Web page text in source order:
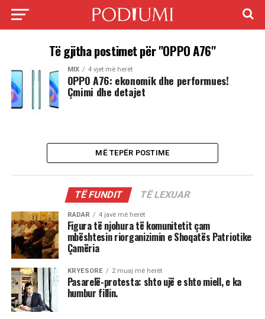
Të gjitha postimet për "OPPO A76"
MIX 4 vjet më herët
OPPO A76: ekonomik dhe performues!
Çmimi dhe detajet
MË TEPËR POSTIME
TË FUNDIT TË LEXUAR
RADAR 4 javë më herët
Figura të njohura të komunitetit çam
mbështesin riorganizimin e Shoqatës Patriotike
Çamëria
KRYESORE 2 muaj më herët
Pasarelë-protesta: shto ujë e shto miell, e ka
humbur fillin.